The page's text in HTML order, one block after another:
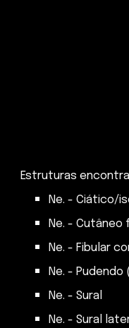
Estruturas
Ne. - Ciático/
Ne. - Cutâneo
Ne. - Fibular
Ne. - Pudendo
Ne. - Sural
Ne. - Sural